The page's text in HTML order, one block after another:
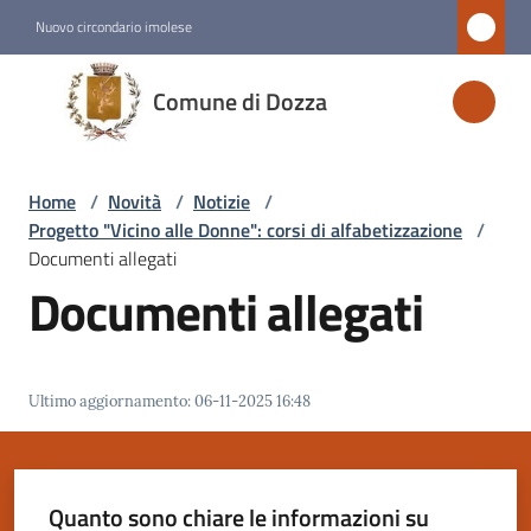
Nuovo circondario imolese
Comune di Dozza
Comune
di
Dozza
Amministrazione
Novità
Servizi
Vivere
Dozza
Home / Novità / Notizie /
Progetto "Vicino alle Donne": corsi di alfabetizzazione /
Documenti allegati
Documenti allegati
Ultimo aggiornamento:06-11-2025 16:48
Quanto sono chiare le informazioni su